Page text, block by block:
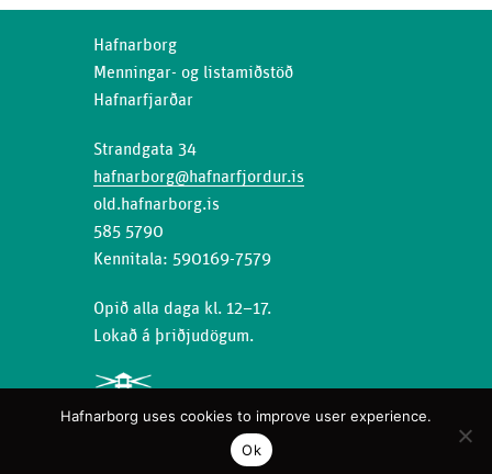
Hafnarborg
Menningar- og listamiðstöð
Hafnarfjarðar
Strandgata 34
hafnarborg@hafnarfjordur.is
old.hafnarborg.is
585 5790
Kennitala: 590169-7579
Opið alla daga kl. 12–17.
Lokað á þriðjudögum.
Hafnarborg uses cookies to improve user experience.
Ok